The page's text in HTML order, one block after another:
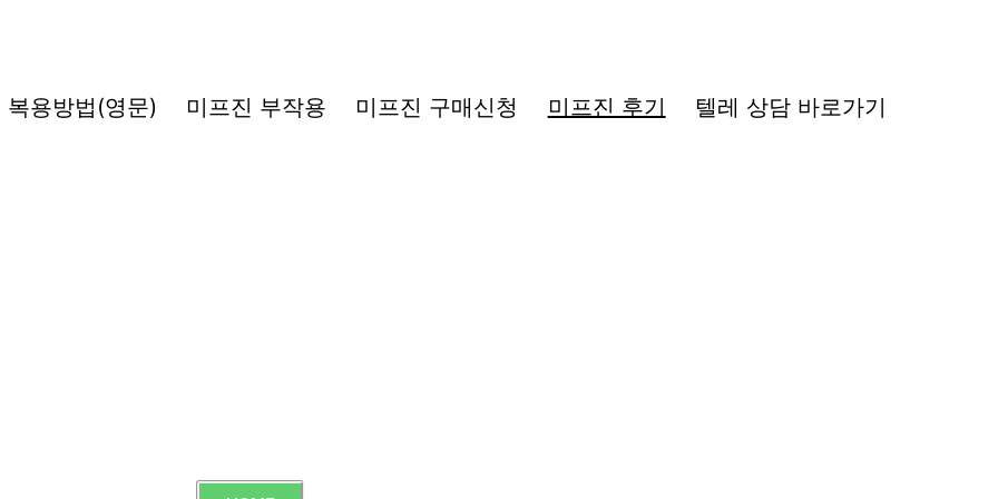
복용방법(영문) 미프진 부작용 미프진 구매신청 미프진 후기 텔레 상담 바로가기